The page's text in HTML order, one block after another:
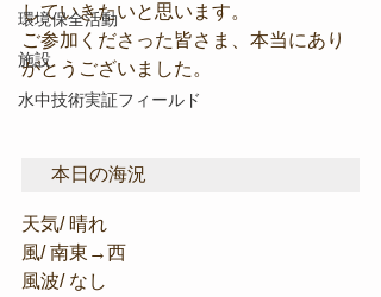
環境保全活動
施設
水中技術実証フィールド
していきたいと思います。
ご参加くださった皆さま、本当にあり
がとうございました。
本日の海況
天気/ 晴れ
風/ 南東→西
風波/ なし